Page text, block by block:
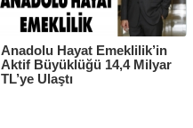
Anadolu Hayat Emeklilik’in
Aktif Büyüklüğü 14,4 Milyar
TL’ye Ulaştı